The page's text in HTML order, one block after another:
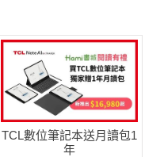
點
TCL數位筆記本送月讀包1
年